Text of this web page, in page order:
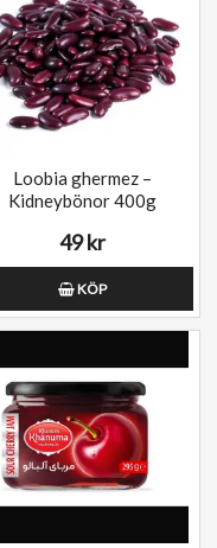
Loobia ghermez –
Kidneybönor 400g
49 kr
KÖP